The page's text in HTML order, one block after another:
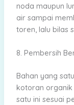
noda maupun
air sampai
toren, lalu bilas
8. Pembersih
Bahan yang
kotoran
satu ini sesuai